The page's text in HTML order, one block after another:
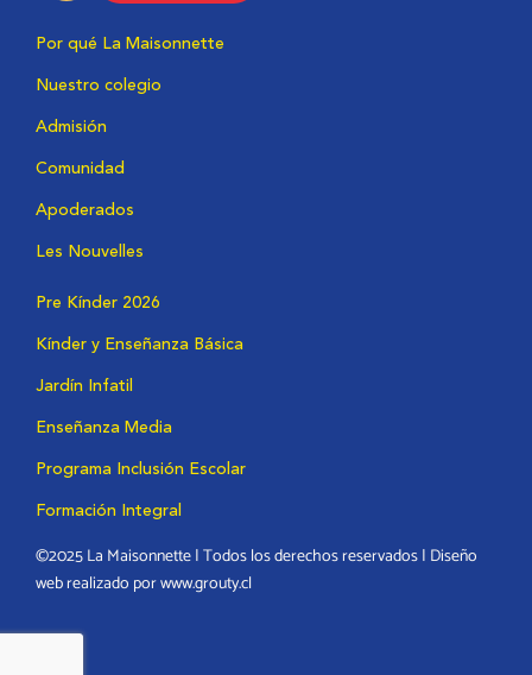
Por qué La Maisonnette
Nuestro colegio
Admisión
Comunidad
Apoderados
Les Nouvelles
Pre Kínder 2026
Kínder y Enseñanza Básica
Jardín Infatil
Enseñanza Media
Programa Inclusión Escolar
Formación Integral
©2025 La Maisonnette | Todos los derechos reservados | Diseño
web realizado por www.grouty.cl